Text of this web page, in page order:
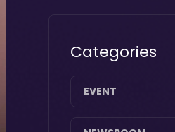
Categories
EVENT